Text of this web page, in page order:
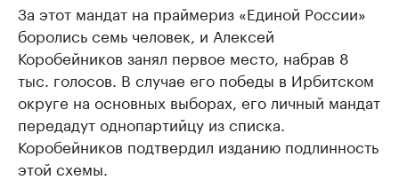
За этот мандат на праймериз «Единой России»
боролись семь человек, и Алексей
Коробейников занял первое место, набрав 8
тыс. голосов. В случае его победы в Ирбитском
округе на основных выборах, его личный мандат
передадут однопартийцу из списка.
Коробейников подтвердил изданию подлинность
этой схемы.